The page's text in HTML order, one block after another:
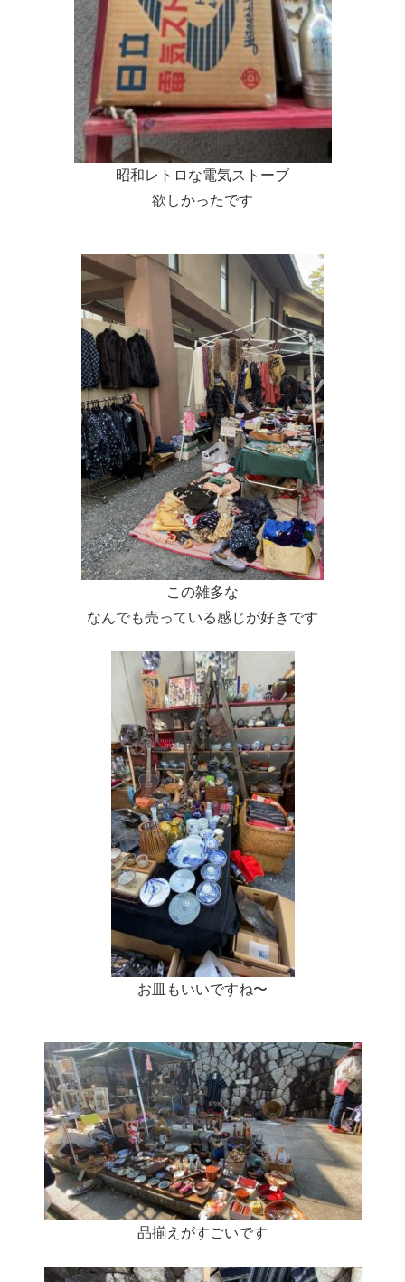
昭和レトロな電気ストーブ
欲しかったです
この雑多な
なんでも売っている感じが好きです
お皿もいいですね〜
品揃えがすごいです